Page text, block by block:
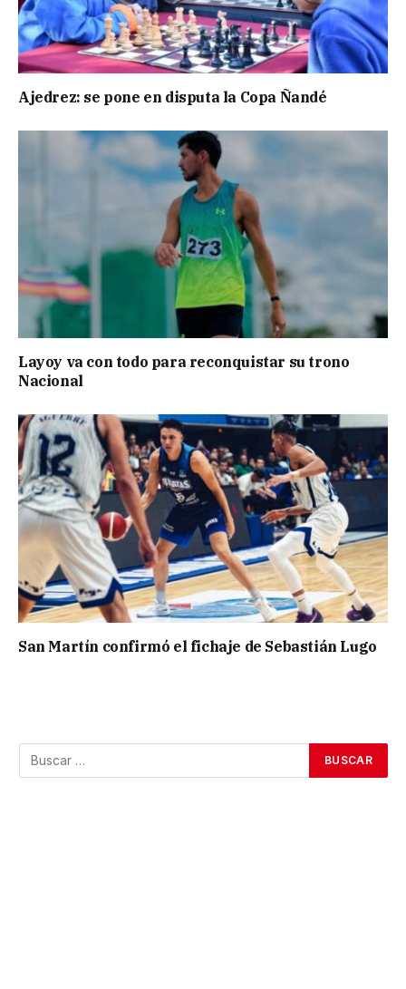
Ajedrez: se pone en disputa la Copa Ñandé
Layoy va con todo para reconquistar su trono
Nacional
San Martín confirmó el fichaje de Sebastián Lugo